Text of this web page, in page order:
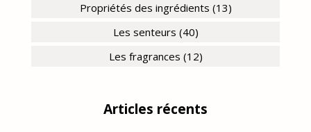
Propriétés des ingrédients (13)
Les senteurs (40)
Les fragrances (12)
Articles récents